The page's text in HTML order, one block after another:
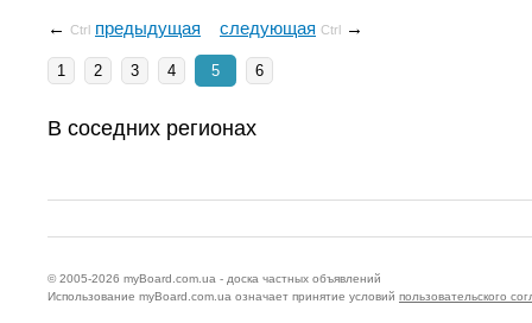
← Ctrl предыдущая следующая Ctrl →
1 2 3 4 5 6
В соседних регионах
© 2005-2026 myBoard.com.ua - доска частных объявлений
Использование myBoard.com.ua означает принятие условий пользовательского